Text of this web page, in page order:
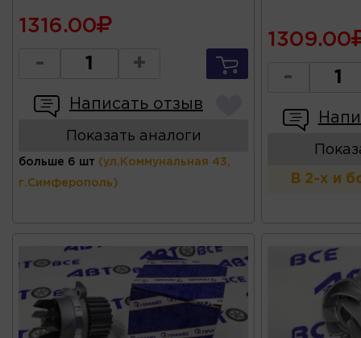
1316.00
- +
Написать отзыв
Показать аналоги
больше 6 шт (ул.Коммунальная 43,
г.Симферополь)
1309.00
-
В 2-х и